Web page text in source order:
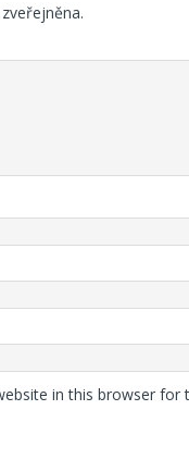
in this browser